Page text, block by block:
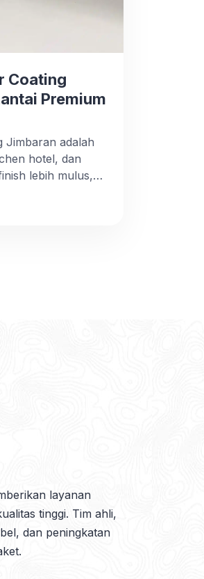
Coating
Premium
Jimbaran adalah
hotel, dan
lebih mulus,
layanan
tinggi. Tim ahli,
dan peningkatan